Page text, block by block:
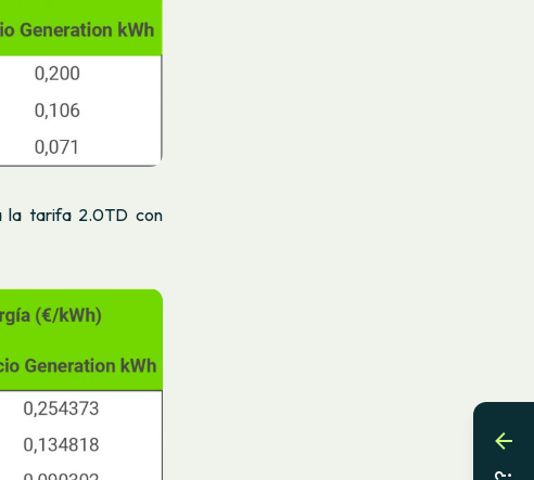
la tarifa 2.0TD con